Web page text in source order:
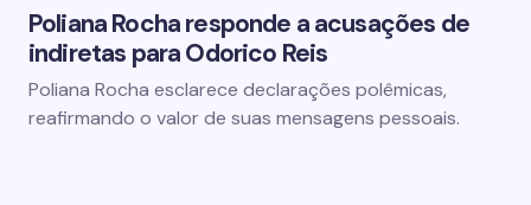
Poliana Rocha responde a acusações de
indiretas para Odorico Reis
Poliana Rocha esclarece declarações polêmicas,
reafirmando o valor de suas mensagens pessoais.